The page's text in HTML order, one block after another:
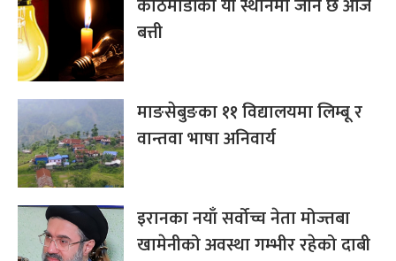
बत्ती
माङसेबुङका ११ विद्यालयमा लिम्बू र
वान्तवा भाषा अनिवार्य
इरानका नयाँ सर्वोच्च नेता मोज्तबा
खामेनीको अवस्था गम्भीर रहेको दाबी